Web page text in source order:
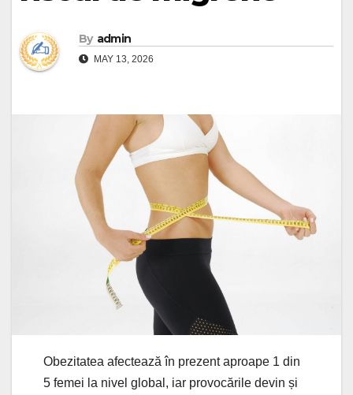
By admin
MAY 13, 2026
Obezitatea afectează în prezent aproape 1 din
5 femei la nivel global, iar provocările devin și